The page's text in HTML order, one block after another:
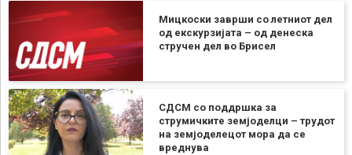
Мицкоски заврши со летниот дел
од екскурзијата – од денеска
стручен дел во Брисел
СДСМ со поддршка за
струмичките земјоделци – трудот
на земјоделецот мора да се
вреднува